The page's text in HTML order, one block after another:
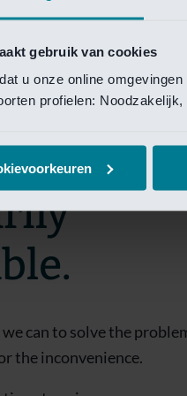
gebruik van cookies
u onze online
profielen:
opties om toegang te
page
can to solve the
the inconvenience.